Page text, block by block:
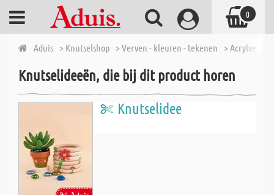
Aduis > Knutselshop > Verven - kleuren - tekenen > Acrylverf
Knutselideeën, die bij dit product horen
Knutselidee
0